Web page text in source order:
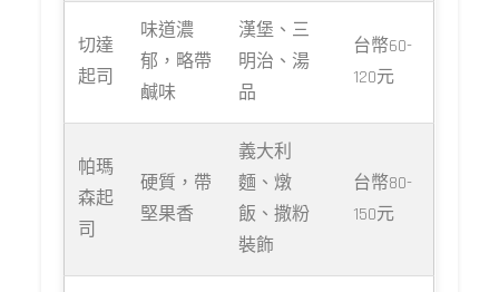
切達
起司
味道濃
郁，略帶
鹹味
漢堡、三
明治、湯
品
台幣60-
120元
帕瑪
森起
司
硬質，帶
堅果香
義大利
麵、燉
飯、撒粉
裝飾
台幣80-
150元